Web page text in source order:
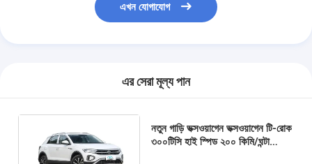
এখন যোগাযোগ
এর সেরা মূল্য পান
নতুন গাড়ি ভক্সওয়াগেন ভক্সওয়াগেন টি-রোক
৩০০টিসি হাই স্পিড ২০০ কিমি/ঘন্টা